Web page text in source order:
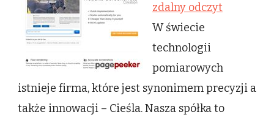
zdalny odczyt
W świecie
technologii
pomiarowych
istnieje firma, które jest synonimem precyzji a
także innowacji – Cieśla. Nasza spółka to